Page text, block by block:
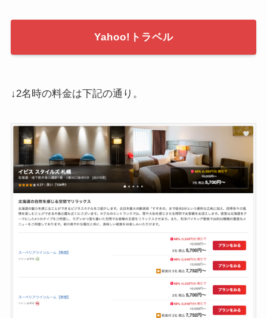
Yahoo!トラベル
↓2名時の料金は下記の通り。